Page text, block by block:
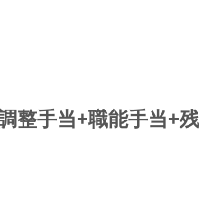
整手当+職能手当+残